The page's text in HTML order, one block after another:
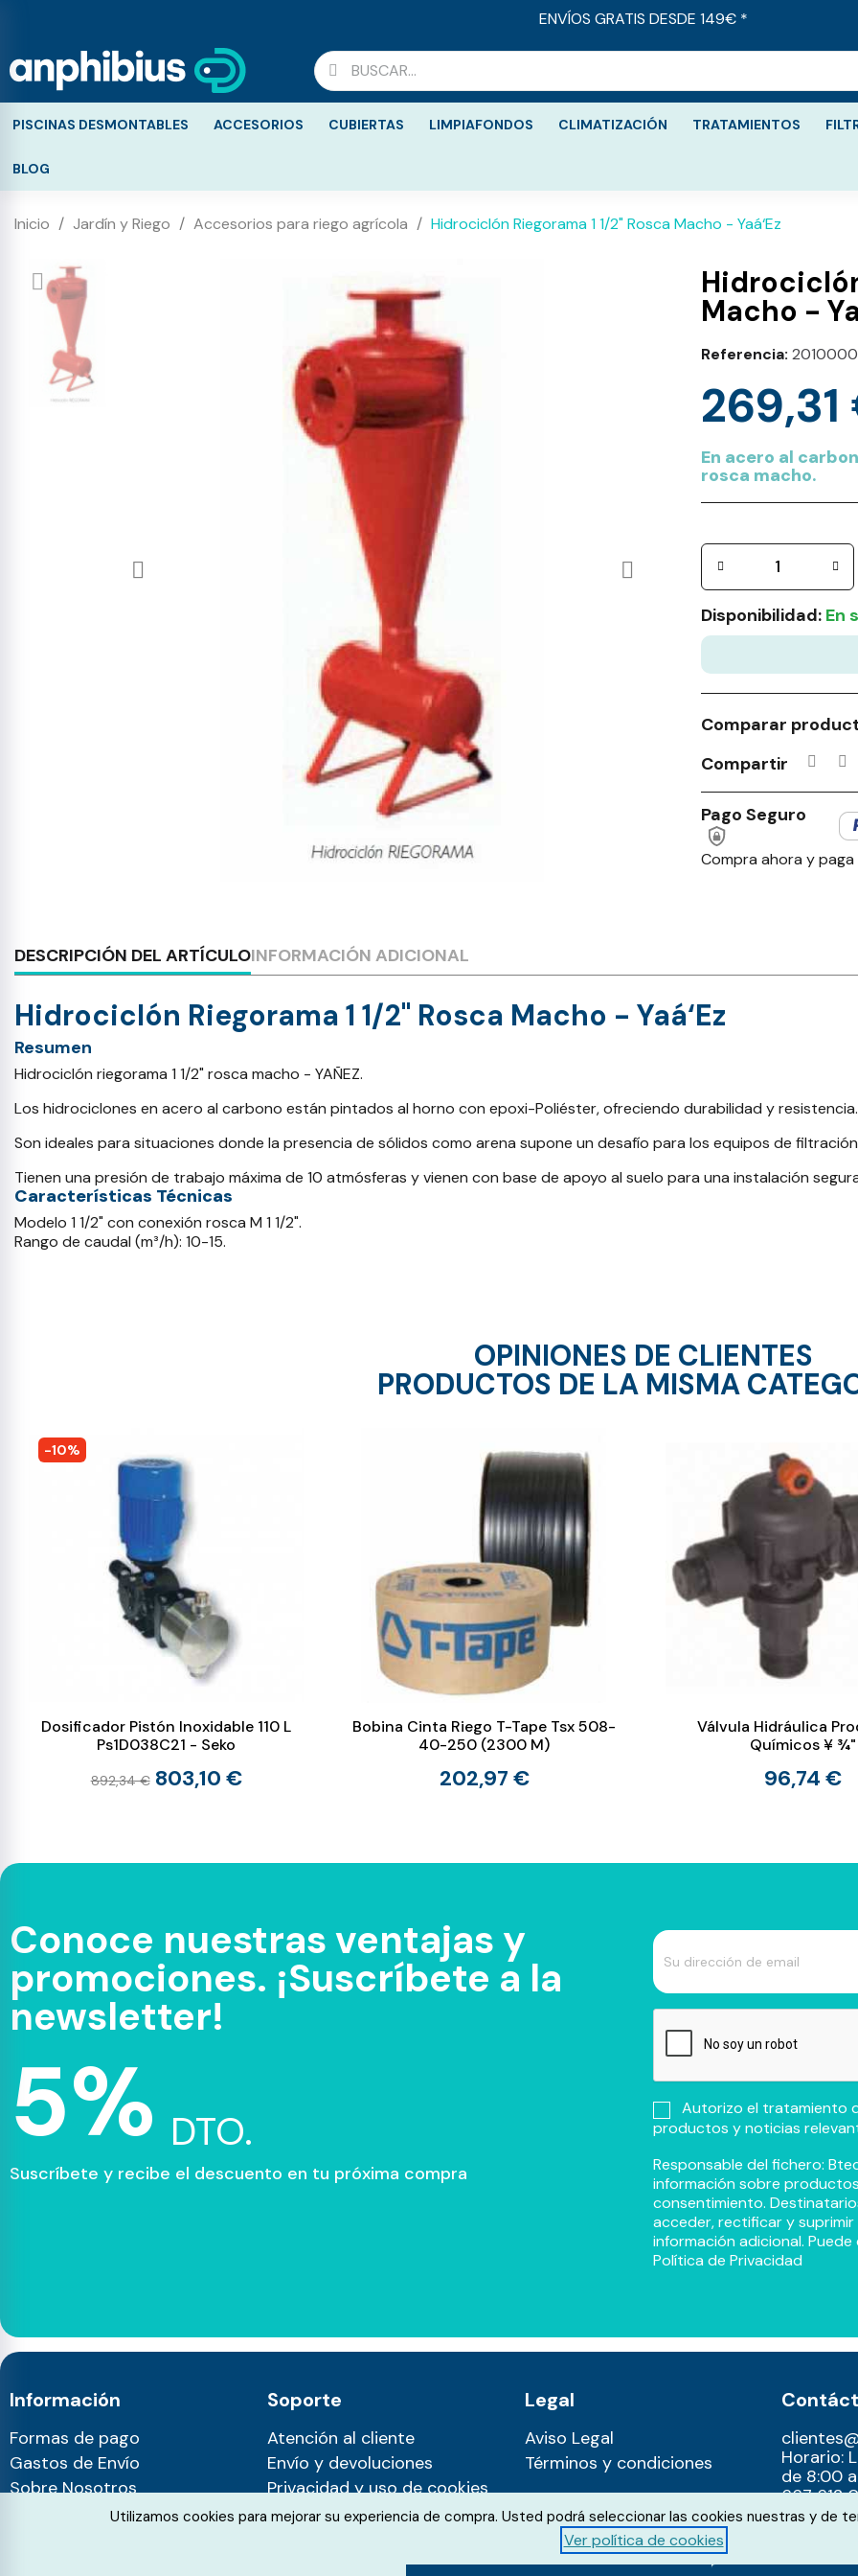
ENVÍOS GRATIS DESDE 149€ *
PISCINAS DESMONTABLES ACCESORIOS CUBIERTAS LIMPIAFONDOS CLIMATIZACIÓN TRATAMIENTOS
BLOG
Inicio Jardín y Riego Accesorios para riego agrícola Hidrociclón Riegorama 1 1/2" Rosca Macho - Yaá‘Ez
Macho -
Referencia
En acero al
rosca macho.
Disponibilidad: En
Comparar
Compartir
Pago Seguro
Compra ahora y
DESCRIPCIÓN DEL ARTÍCULOINFORMACIÓN ADICIONAL
Hidrociclón Riegorama 1 1/2" Rosca Macho - Yaá‘Ez
Resumen
Hidrociclón riegorama 1 1/2" rosca macho - YAÑEZ.
Los hidrociclones en acero al carbono están pintados al horno con epoxi-Poliéster, ofreciendo durabilidad y resistencia.
Son ideales para situaciones donde la presencia de sólidos como arena supone un desafío para los equipos de
Tienen una presión de trabajo máxima de 10 atmósferas y vienen con base de apoyo al suelo para una instalación
Características Técnicas
Modelo 1 1/2" con conexión rosca M 1 1/2".
Rango de caudal (m³/h): 10-15.
OPINIONES DE CLIENTES
PRODUCTOS DE LA MISMA
-10%
Dosificador Pistón Inoxidable 110 L
Ps1D038C21 - Seko
892,34 € 803,10 €
Bobina Cinta Riego T-Tape Tsx 508-
40-250 (2300 M)
202,97 €
Válvula Hidráulica
Químicos ¥ ¾"
96,74 €
Conoce nuestras ventajas y
promociones. ¡Suscríbete a la
newsletter!
5% DTO.
Suscríbete y recibe el descuento en tu próxima compra
Autorizo el tratamiento
productos y noticias
Responsable del fichero:
información sobre
consentimiento.
acceder, rectificar y
información adicional.
Política de Privacidad
Información
Formas de pago
Gastos de Envío
Sobre Nosotros
Soporte
Atención al cliente
Envío y devoluciones
Privacidad y uso de cookies
Legal
Aviso Legal
Términos y condiciones
Horario:
de 8:00
667 612
Cookie Consent
Utilizamos cookies para mejorar su experiencia de compra. Usted podrá seleccionar las cookies nuestras y de
Ver política de cookies